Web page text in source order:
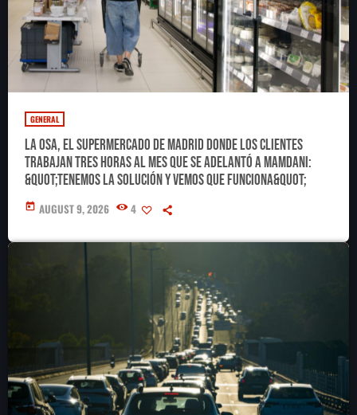
GENERAL
La Osa, el supermercado de Madrid donde los clientes
trabajan tres horas al mes que se adelantó a Mamdani:
&quot;Tenemos la solución y vemos que funciona&quot;
today AUGUST 9, 2026 4